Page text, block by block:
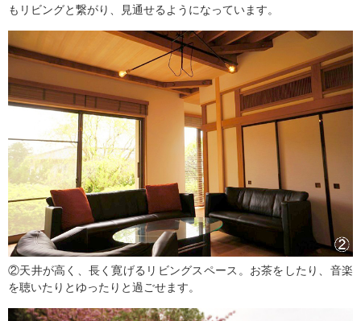
もリビングと繋がり、見通せるようになっています。
②天井が高く、長く寛げるリビングスペース。お茶をしたり、音楽
を聴いたりとゆったりと過ごせます。